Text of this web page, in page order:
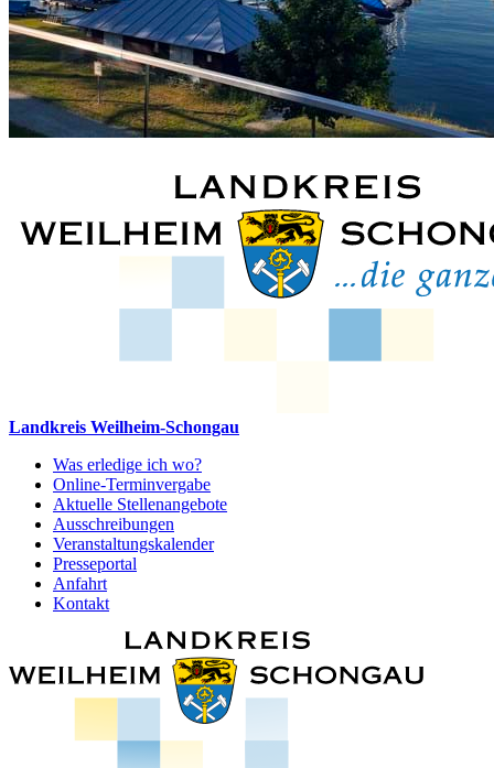
Landkreis Weilheim-Schongau
Was erledige ich wo?
Online-Terminvergabe
Aktuelle Stellenangebote
Ausschreibungen
Veranstaltungskalender
Presseportal
Anfahrt
Kontakt